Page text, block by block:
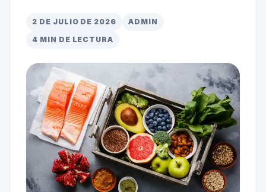
2 DE JULIO DE 2026
ADMIN
4 MIN DE LECTURA